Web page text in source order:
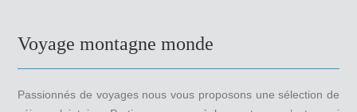
Voyage montagne monde
Passionnés de voyages nous vous proposons une sélection de